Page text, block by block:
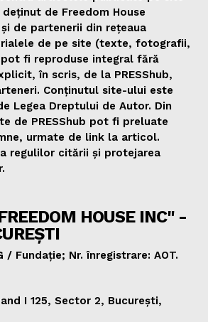
deținut de Freedom House
de partenerii din rețeaua
de pe site (texte, fotografii,
fi reproduse integral fără
în scris, de la PRESShub,
Conținutul site-ului este
Legea Dreptului de Autor. Din
de PRESShub pot fi preluate
urmate de link la articol.
regulilor citării și protejarea
HOUSE INC" -
/ Fundație; Nr. înregistrare: AOT.
I 125, Sector 2, București,